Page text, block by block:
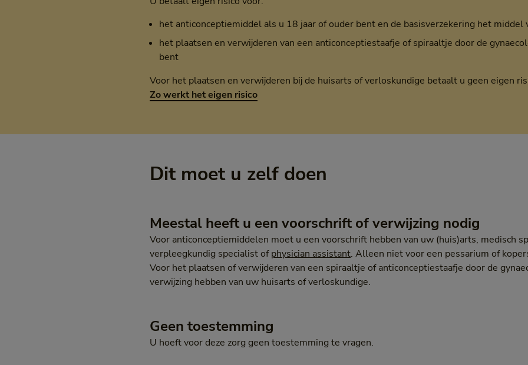
het anticonceptiemiddel als u 18 jaar of ouder bent en de basisverzekering het middel
het plaatsen en verwijderen van een anticonceptiestaafje of spiraaltje door de
bent
Voor het plaatsen en verwijderen bij de huisarts of verloskundige betaalt u geen eigen
Zo werkt het eigen risico
Dit moet u zelf doen
Meestal heeft u een voorschrift of verwijzing nodig
Voor anticonceptiemiddelen moet u een voorschrift hebben van uw (huis)arts, medisch
verpleegkundig specialist ofphysician assistant. Alleen niet voor een pessarium of
Voor het plaatsen of verwijderen van een spiraaltje of anticonceptiestaafje door de
verwijzing hebben van uw huisarts of verloskundige.
Geen toestemming
U hoeft voor deze zorg geen toestemming te vragen.